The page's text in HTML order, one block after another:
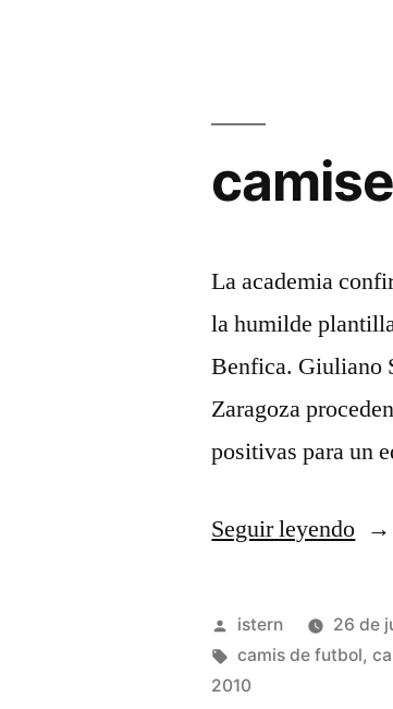
La academia
la humilde
Benfica. Giuliano
Zaragoza
positivas para un
Seguir leyendo
Publicado
por
istern 26 de
Etiquetas:
camis de futbol,
2010